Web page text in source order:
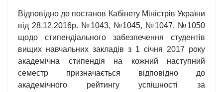
Відповідно до постанов Кабінету Міністрів України
від 28.12.2016р. №1043, №1045, №1047, №1050
щодо стипендіального забезпечення студентів
вищих навчальних закладів з 1 січня 2017 року
академічна стипендія на кожний наступний
семестр призначається відповідно до
академічного рейтингу успішності за